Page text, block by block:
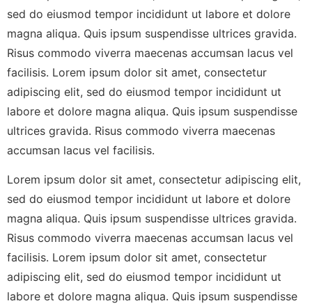
sed do eiusmod tempor incididunt ut labore et dolore
magna aliqua. Quis ipsum suspendisse ultrices gravida.
Risus commodo viverra maecenas accumsan lacus vel
facilisis. Lorem ipsum dolor sit amet, consectetur
adipiscing elit, sed do eiusmod tempor incididunt ut
labore et dolore magna aliqua. Quis ipsum suspendisse
ultrices gravida. Risus commodo viverra maecenas
accumsan lacus vel facilisis.
Lorem ipsum dolor sit amet, consectetur adipiscing elit,
sed do eiusmod tempor incididunt ut labore et dolore
magna aliqua. Quis ipsum suspendisse ultrices gravida.
Risus commodo viverra maecenas accumsan lacus vel
facilisis. Lorem ipsum dolor sit amet, consectetur
adipiscing elit, sed do eiusmod tempor incididunt ut
labore et dolore magna aliqua. Quis ipsum suspendisse